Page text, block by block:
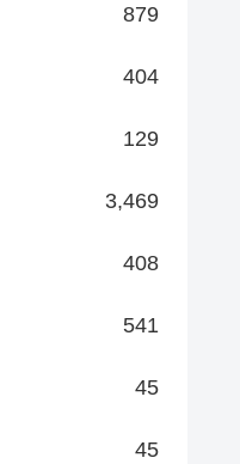
879
404
129
3,469
408
541
45
45